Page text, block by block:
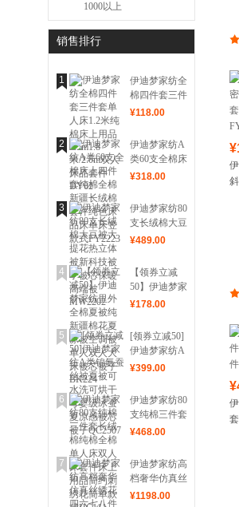
1000以上
销售排行
1
伊迪梦家纺全
棉四件套三件
套单人床1.2
品1.5m1.8
米/2.0m双人
床品套件
DY02
¥118.00
2
伊迪梦家纺A
类60支全棉床
上四件套纯棉
棉套件纯色床
品床单床笠款
式FY2223
¥318.00
3
伊迪梦家纺80
支长绒棉大豆
被大提花热立
子被芯保暖高
端被MW2202
¥489.00
4
【领券立减
50】伊迪梦家
纺里外全棉夏
夏凉被空调被
单人双人大床
被芯被子
BK224
¥178.00
5
[领券立减50]
伊迪梦家纺A
类锦氨蚕丝被
烘干母婴级冰
蚕夏凉感被芯
被子QC2507
¥399.00
6
伊迪梦家纺80
支纯棉三件套
长绒棉纯棉全
床套件床上用
品简约刺绣花
简单款式
HC111
¥468.00
7
伊迪梦家纺高
档奢华仿真丝
绣花四六七八
¥1198.00